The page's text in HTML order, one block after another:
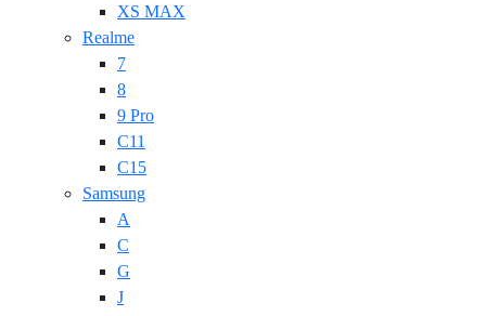
XS MAX
Realme
7
8
9 Pro
C11
C15
Samsung
A
C
G
J